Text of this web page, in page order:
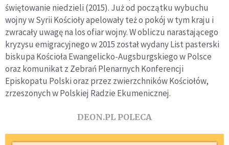
świętowanie niedzieli (2015). Już od początku wybuchu
wojny w Syrii Kościoły apelowały też o pokój w tym kraju i
zwracały uwagę na los ofiar wojny. W obliczu narastającego
kryzysu emigracyjnego w 2015 został wydany List pasterski
biskupa Kościoła Ewangelicko-Augsburgskiego w Polsce
oraz komunikat z Zebrań Plenarnych Konferencji
Episkopatu Polski oraz przez zwierzchników Kościołów,
zrzeszonych w Polskiej Radzie Ekumenicznej.
DEON.PL POLECA